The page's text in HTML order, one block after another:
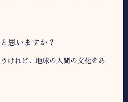
思いますか？
けれど、地球の人間の文化をあ